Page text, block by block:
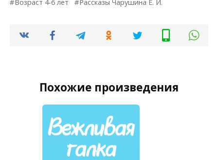
Возраст 4-6 лет Рассказы Чарушина Е. И.
Похожие произведения